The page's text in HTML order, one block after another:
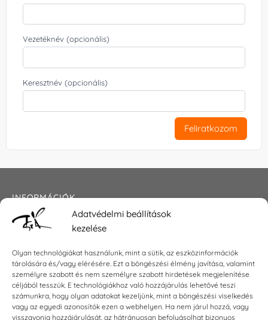
Adatvédelmi beállítások
kezelése
Olyan technológiákat használunk, mint a sütik, az eszközinformációk
tárolására és/vagy elérésére. Ezt a böngészési élmény javítása, valamint
személyre szabott és nem személyre szabott hirdetések megjelenítése
céljából tesszük. E technológiákhoz való hozzájárulás lehetővé teszi
számunkra, hogy olyan adatokat kezeljünk, mint a böngészési viselkedés
vagy az egyedi azonosítók ezen a webhelyen. Ha nem járul hozzá, vagy
visszavonja hozzájárulását, az hátrányosan befolyásolhat bizonyos
Vezetéknév (opcionális)
Keresztnév (opcionális)
Feliratkozom
INFORMÁCIÓK
Általános szerződési feltételek
Impresszum
KAPCSOLAT